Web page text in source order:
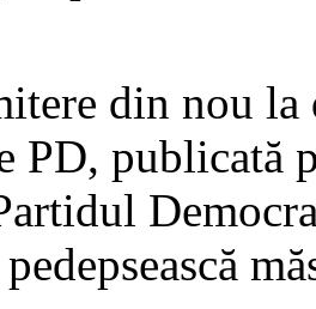
din nou
PD, publicată